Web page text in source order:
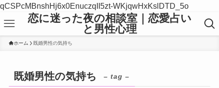
qCSPcMBnshHj6x0EnuczqII5zt-WKjqwHxKslDTD_5o
恋に迷った夜の相談室｜恋愛占い
と男性心理
ホーム 既婚男性の気持ち
既婚男性の気持ち – tag –